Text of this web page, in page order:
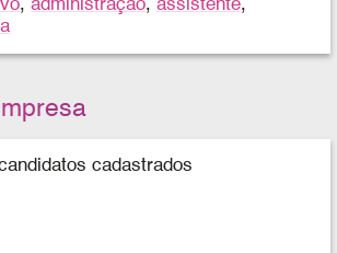
,administração,assistente,
cadastrados